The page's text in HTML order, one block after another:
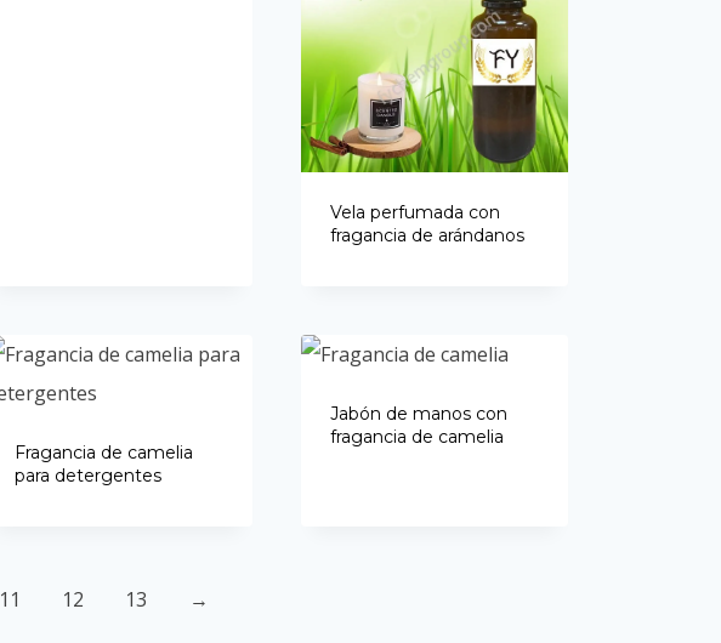
Vela perfumada con
fragancia de arándanos
Fragancia de camelia
para detergentes
Jabón de manos con
fragancia de camelia
11 12 13 →